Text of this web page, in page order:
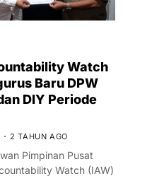
Watch
Baru DPW
DIY Periode
2 TAHUN AGO
Pimpinan Pusat
Watch (IAW)